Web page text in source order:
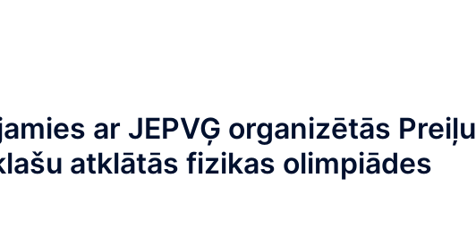
ar JEPVĢ organizētās Preiļu
atklātās fizikas olimpiādes